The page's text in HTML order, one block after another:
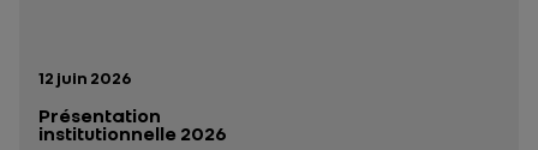
Date de publication:
12 juin 2026
Présentation
institutionnelle 2026